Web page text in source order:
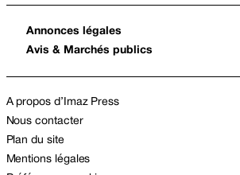
Annonces légales
Avis & Marchés publics
A propos d’Imaz Press
Nous contacter
Plan du site
Mentions légales